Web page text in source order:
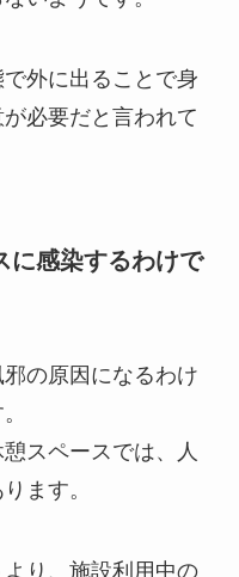
外に出ることで身
必要だと言われて
に感染するわけで
の原因になるわけ
スペースでは、人
ます。
より、施設利用中の